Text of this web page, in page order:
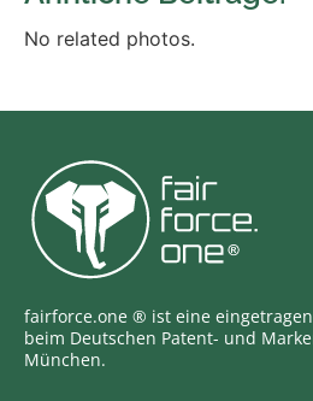
No related photos.
fairforce.one ® ist eine
beim Deutschen Patent- und
München.